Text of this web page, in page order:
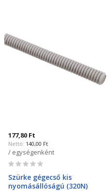
177,80 Ft
140,00 Ft
/ egységenként
Rating:
Szürke gégecső kis
nyomásállóságú (320N)